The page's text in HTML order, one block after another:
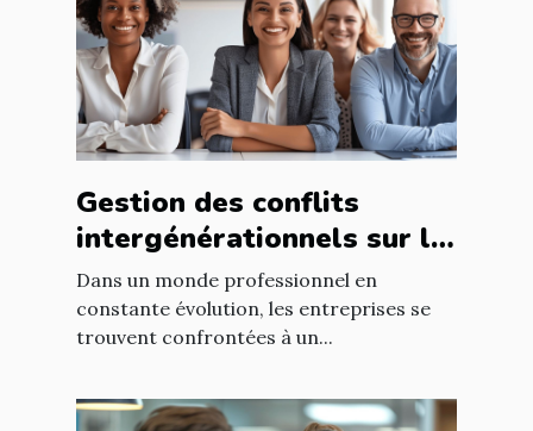
Gestion des conflits
intergénérationnels sur le
lieu de travail méthodes
et avantages pour les RH
Dans un monde professionnel en
constante évolution, les entreprises se
trouvent confrontées à un...